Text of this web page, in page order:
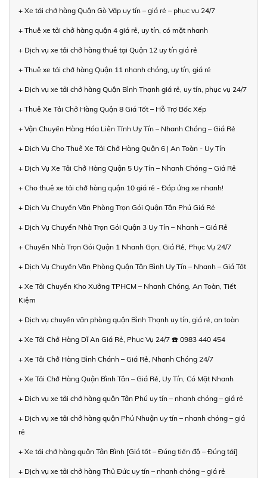
+ Xe tải chở hàng Quận Gò Vấp uy tín – giá rẻ – phục vụ 24/7
+ Thuê xe tải chở hàng quận 4 giá rẻ, uy tín, có mặt nhanh
+ Dịch vụ xe tải chở hàng thuê tại Quận 12 uy tín giá rẻ
+ Thuê xe tải chở hàng Quận 11 nhanh chóng, uy tín, giá rẻ
+ Dịch vụ xe tải chở hàng Quận Bình Thạnh giá rẻ, uy tín, phục vụ 24/7
+ Thuê Xe Tải Chở Hàng Quận 8 Giá Tốt – Hỗ Trợ Bốc Xếp
+ Vận Chuyển Hàng Hóa Liên Tỉnh Uy Tín – Nhanh Chóng – Giá Rẻ
+ Dịch Vụ Cho Thuê Xe Tải Chở Hàng Quận 6 | An Toàn - Uy Tín
+ Dịch Vụ Xe Tải Chở Hàng Quận 5 Uy Tín – Nhanh Chóng – Giá Rẻ
+ Cho thuê xe tải chở hàng quận 10 giá rẻ - Đáp ứng xe nhanh!
+ Dịch Vụ Chuyển Văn Phòng Trọn Gói Quận Tân Phú Giá Rẻ
+ Dịch Vụ Chuyển Nhà Trọn Gói Quận 3 Uy Tín – Nhanh – Giá Rẻ
+ Chuyển Nhà Trọn Gói Quận 1 Nhanh Gọn, Giá Rẻ, Phục Vụ 24/7
+ Dịch Vụ Chuyển Văn Phòng Quận Tân Bình Uy Tín – Nhanh – Giá Tốt
+ Xe Tải Chuyển Kho Xưởng TPHCM – Nhanh Chóng, An Toàn, Tiết
Kiệm
+ Dịch vụ chuyển văn phòng quận Bình Thạnh uy tín, giá rẻ, an toàn
+ Xe Tải Chở Hàng Dĩ An Giá Rẻ, Phục Vụ 24/7 ☎️ 0983 440 454
+ Xe Tải Chở Hàng Bình Chánh – Giá Rẻ, Nhanh Chóng 24/7
+ Xe Tải Chở Hàng Quận Bình Tân – Giá Rẻ, Uy Tín, Có Mặt Nhanh
+ Dịch vụ xe tải chở hàng quận Tân Phú uy tín – nhanh chóng – giá rẻ
+ Dịch vụ xe tải chở hàng quận Phú Nhuận uy tín – nhanh chóng – giá
rẻ
+ Xe tải chở hàng quận Tân Bình [Giá tốt – Đúng tiến độ – Đúng tải]
+ Dịch vụ xe tải chở hàng Thủ Đức uy tín – nhanh chóng – giá rẻ